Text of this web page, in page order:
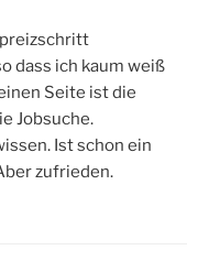
dass ich kaum weiß
Seite ist die
Jobsuche.
Ist schon ein
zufrieden.